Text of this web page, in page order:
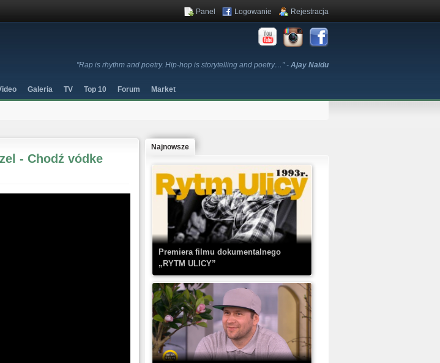
"Rap is rhythm and poetry. Hip-hop is storytelling and poetry…" - Ajay Naidu
Panel Logowanie Rejestracja
Galeria TV Top 10 Forum Market
- Chodź vódke
Najnowsze
Premiera filmu dokumentalnego
„RYTM ULICY”